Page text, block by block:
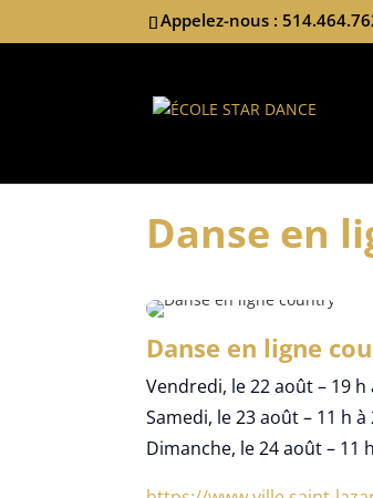
Appelez-nous :
Danse en
Danse en ligne
Vendredi, le 22 août – 19 h
Samedi, le 23 août – 11 h à
Dimanche, le 24 août – 11